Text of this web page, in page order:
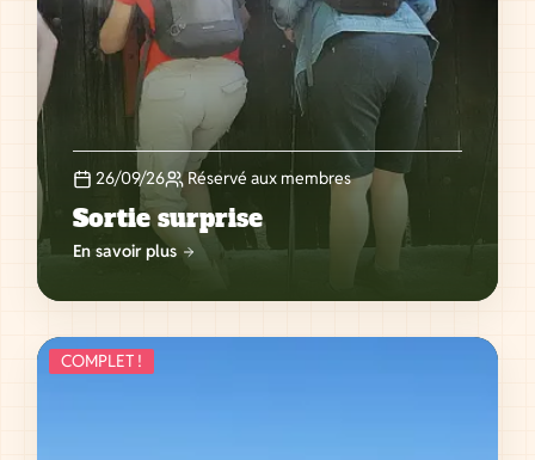
26/09/26 Réservé aux membres
Sortie surprise
En savoir plus
COMPLET !